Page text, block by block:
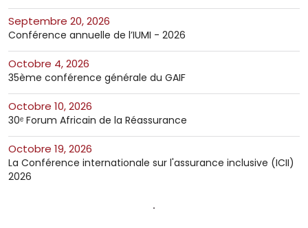
septembre 20, 2026
Conférence annuelle de l’IUMI - 2026
octobre 4, 2026
35ème conférence générale du GAIF
octobre 10, 2026
30ᵉ Forum Africain de la Réassurance
octobre 19, 2026
La Conférence internationale sur l'assurance inclusive (ICII)
2026